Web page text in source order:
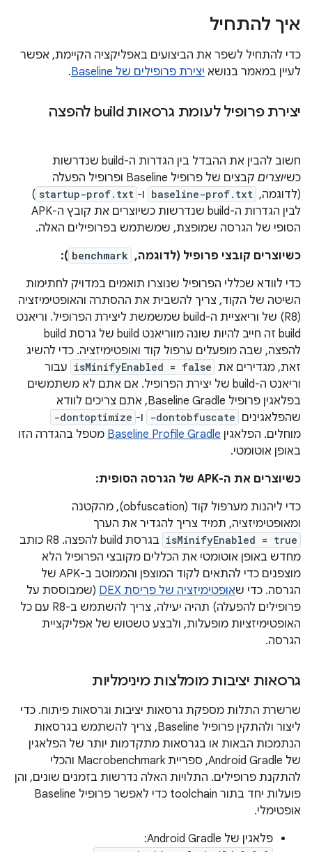
איך להתחיל
כדי להתחיל לשפר את הביצועים באפליקציה הקיימת, אפשר
לעיין במאמר בנושא יצירת פרופילים של Baseline .
יצירת פרופיל לעומת גרסאות build להפצה
חשוב להבין את ההבדל בין הגדרות ה-build שנדרשות
כשיוצרים
קבצים של פרופיל Baseline ופרופיל הפעלה
(לדוגמה, baseline-prof.txt ו- startup-prof.txt
)
לבין הגדרות ה-build שנדרשות כשיוצרים את קובץ ה-APK
הסופי של הגרסה שמופצת, שמשתמש בפרופילים האלה.
כשיוצרים קובצי פרופיל (לדוגמה, benchmark
):
כדי לוודא שכללי הפרופיל שנוצרו תואמים במדויק לחתימות
השיטה של הקוד, צריך להשבית את ההסתרה והאופטימיזציה
(R8) של וריאציית ה-build שמשמשת ליצירת הפרופיל. וריאנט
build זה חייב להיות שונה מווריאנט build של גרסת build
להפצה, שבה מופעלים ערפול קוד ואופטימיזציה. כדי להשיג
זאת, מגדירים את isMinifyEnabled = false עבור
וריאנט ה-build של יצירת הפרופיל. אם אתם לא משתמשים
בפלאגין פרופיל Baseline Gradle, אתם צריכים לוודא
שהפלאגינים -dontobfuscate ו- -dontoptimize
מוחלים. הפלאגין Baseline Profile Gradle מטפל בהגדרה הזו
באופן אוטומטי.
כשיוצרים את ה-APK של הגרסה הסופית:
כדי ליהנות מערפול קוד (obfuscation), מהקטנה
ומאופטימיזציה, תמיד צריך להגדיר את הערך
isMinifyEnabled = true
בגרסת build להפצה. ‫R8 כותב
מחדש באופן אוטומטי את הכללים מקובצי הפרופיל הלא
מוצפנים כדי להתאים לקוד המוצפן והממוטב ב-APK של
הגרסה. כדי שאופטימיזציה של פריסת DEX
(שמבוססת על
פרופילים להפעלה) תהיה יעילה, צריך להשתמש ב-R8 עם כל
האופטימיזציות מופעלות, ולבצע טשטוש של אפליקציית
הגרסה.
גרסאות יציבות מומלצות מינימליות
שרשרת התלות מספקת גרסאות יציבות וגרסאות פיתוח. כדי
ליצור ולהתקין פרופיל Baseline, צריך להשתמש בגרסאות
הנתמכות הבאות או בגרסאות מתקדמות יותר של הפלאגין
של Android Gradle, ספריית Macrobenchmark והכלי
להתקנת פרופילים. התלויות האלה נדרשות בזמנים שונים, והן
פועלות יחד בתור toolchain כדי לאפשר פרופיל Baseline
אופטימלי.
‫פלאגין של Android Gradle: ‏